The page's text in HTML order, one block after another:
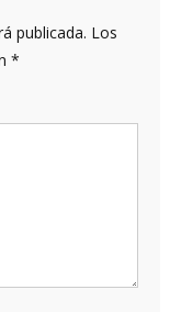
publicada. Los
*